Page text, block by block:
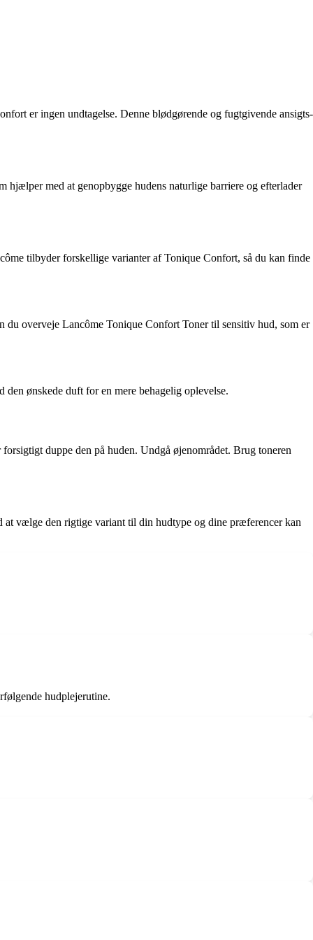
er ingen undtagelse. Denne blødgørende og fugtgivende ansigts-
hjælper med at genopbygge hudens naturlige barriere og efterlader
tilbyder forskellige varianter af Tonique Confort, så du kan finde
overveje Lancôme Tonique Confort Toner til sensitiv hud, som er
ønskede duft for en mere behagelig oplevelse.
duppe den på huden. Undgå øjenområdet. Brug toneren
vælge den rigtige variant til din hudtype og dine præferencer kan
hudplejerutine.